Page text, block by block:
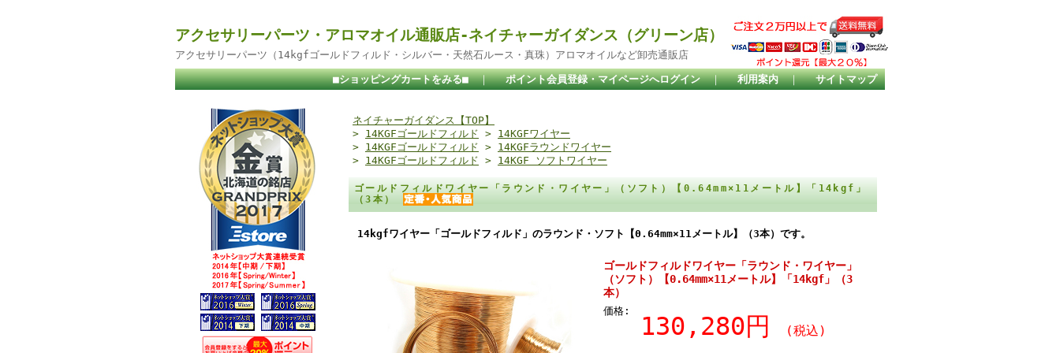
アクセサリーパーツ・アロマオイル通販店-ネイチャーガイダンス（グリーン店）
アクセサリーパーツ（14kgfゴールドフィルド・シルバー・天然石ルース・真珠）アロマオイルなど卸売通販店
■ショッピングカートをみる■ ｜ ポイント会員登録・マイページへログイン ｜ 利用案内 ｜ サイトマップ
ネイチャーガイダンス【TOP】
> 14KGFゴールドフィルド > 14KGFワイヤー
> 14KGFゴールドフィルド > 14KGFラウンドワイヤー
> 14KGFゴールドフィルド > 14KGF ソフトワイヤー
ゴールドフィルドワイヤー「ラウンド・ワイヤー」（ソフト）【0.64mm×11メートル】「14kgf」
（3本）
14kgfワイヤー「ゴールドフィルド」のラウンド・ソフト【0.64mm×11メートル】（3本）です。
ゴールドフィルドワイヤー「ラウンド・ワイヤー」
（ソフト）【0.64mm×11メートル】「14kgf」（3
本）
価格:
130,280円 (税込)